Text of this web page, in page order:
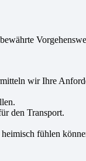
wir Ihre
den Transport.
fühlen